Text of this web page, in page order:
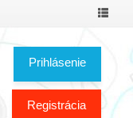
Prepnúť
Prihlásenie
Registrácia